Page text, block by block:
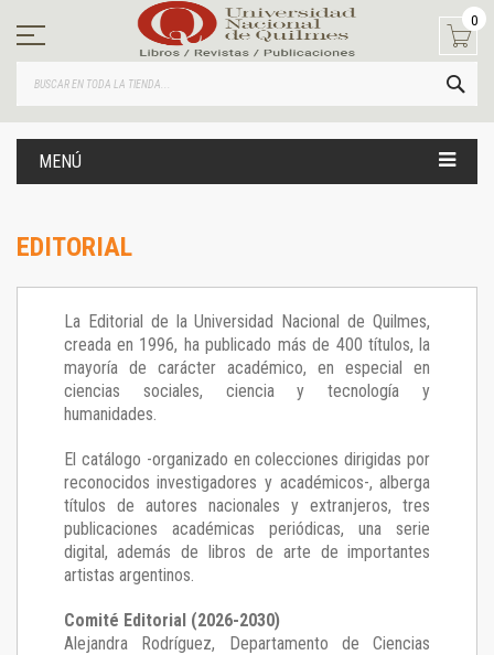
contenido
0
MENÚ
EDITORIAL
La Editorial de la Universidad Nacional de Quilmes,
creada en 1996, ha publicado más de 400 títulos, la
mayoría de carácter académico, en especial en
ciencias sociales, ciencia y tecnología y
humanidades.
El catálogo -organizado en colecciones dirigidas por
reconocidos investigadores y académicos-, alberga
títulos de autores nacionales y extranjeros, tres
publicaciones académicas periódicas, una serie
digital, además de libros de arte de importantes
artistas argentinos.
Comité Editorial (2026-2030)
Alejandra Rodríguez, Departamento de Ciencias